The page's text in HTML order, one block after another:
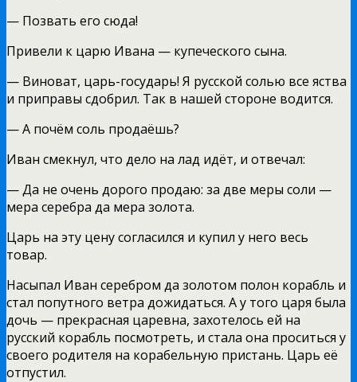
— Позвать его сюда!
Привели к царю Ивана — купеческого сына.
— Виноват, царь-государь! Я русской солью все яства
и приправы сдобрил. Так в нашей стороне водится.
— А почём соль продаёшь?
Иван смекнул, что дело на лад идёт, и отвечал:
— Да не очень дорого продаю: за две меры соли —
мера серебра да мера золота.
Царь на эту цену согласился и купил у него весь
товар.
Насыпал Иван серебром да золотом полон корабль и
стал попутного ветра дожидаться. А у того царя была
дочь — прекрасная царевна, захотелось ей на
русский корабль посмотреть, и стала она проситься у
своего родителя на корабельную пристань. Царь её
отпустил.